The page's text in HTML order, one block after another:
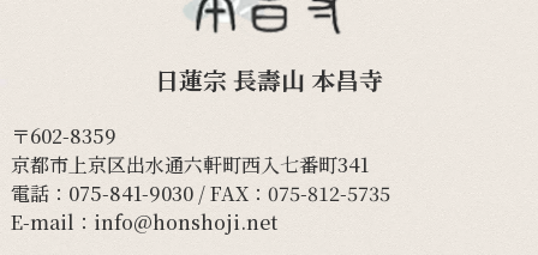
日蓮宗 長壽山 本昌寺
〒602-8359
京都市上京区出水通六軒町西入七番町341
電話： 075-841-9030/ FAX：075-812-5735
E-mail： info@honshoji.net